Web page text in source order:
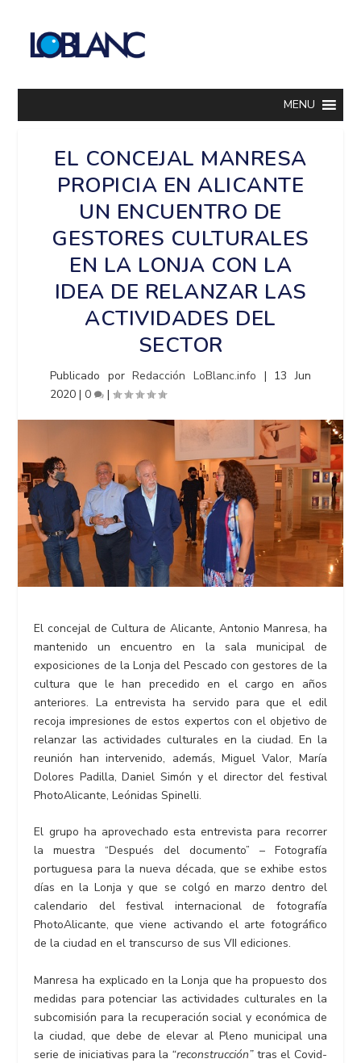
MENU
EL CONCEJAL MANRESA
PROPICIA EN ALICANTE
UN ENCUENTRO DE
GESTORES CULTURALES
EN LA LONJA CON LA
IDEA DE RELANZAR LAS
ACTIVIDADES DEL
SECTOR
Publicado porRedacción LoBlanc.info | 13 Jun
2020 |0 |
El concejal de Cultura de Alicante, Antonio Manresa, ha
mantenido un encuentro en la sala municipal de
exposiciones de la Lonja del Pescado con gestores de la
cultura que le han precedido en el cargo en años
anteriores. La entrevista ha servido para que el edil
recoja impresiones de estos expertos con el objetivo de
relanzar las actividades culturales en la ciudad. En la
reunión han intervenido, además, Miguel Valor, María
Dolores Padilla, Daniel Simón y el director del festival
PhotoAlicante, Leónidas Spinelli.
El grupo ha aprovechado esta entrevista para recorrer
la muestra “Después del documento” – Fotografía
portuguesa para la nueva década, que se exhibe estos
días en la Lonja y que se colgó en marzo dentro del
calendario del festival internacional de fotografía
PhotoAlicante, que viene activando el arte fotográfico
de la ciudad en el transcurso de sus VII ediciones.
Manresa ha explicado en la Lonja que ha propuesto dos
medidas para potenciar las actividades culturales en la
subcomisión para la recuperación social y económica de
la ciudad, que debe de elevar al Pleno municipal una
serie de iniciativas para la “reconstrucción” tras el Covid-